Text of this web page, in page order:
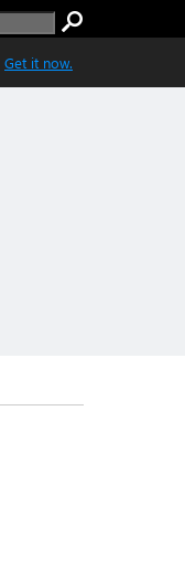
Get it now.